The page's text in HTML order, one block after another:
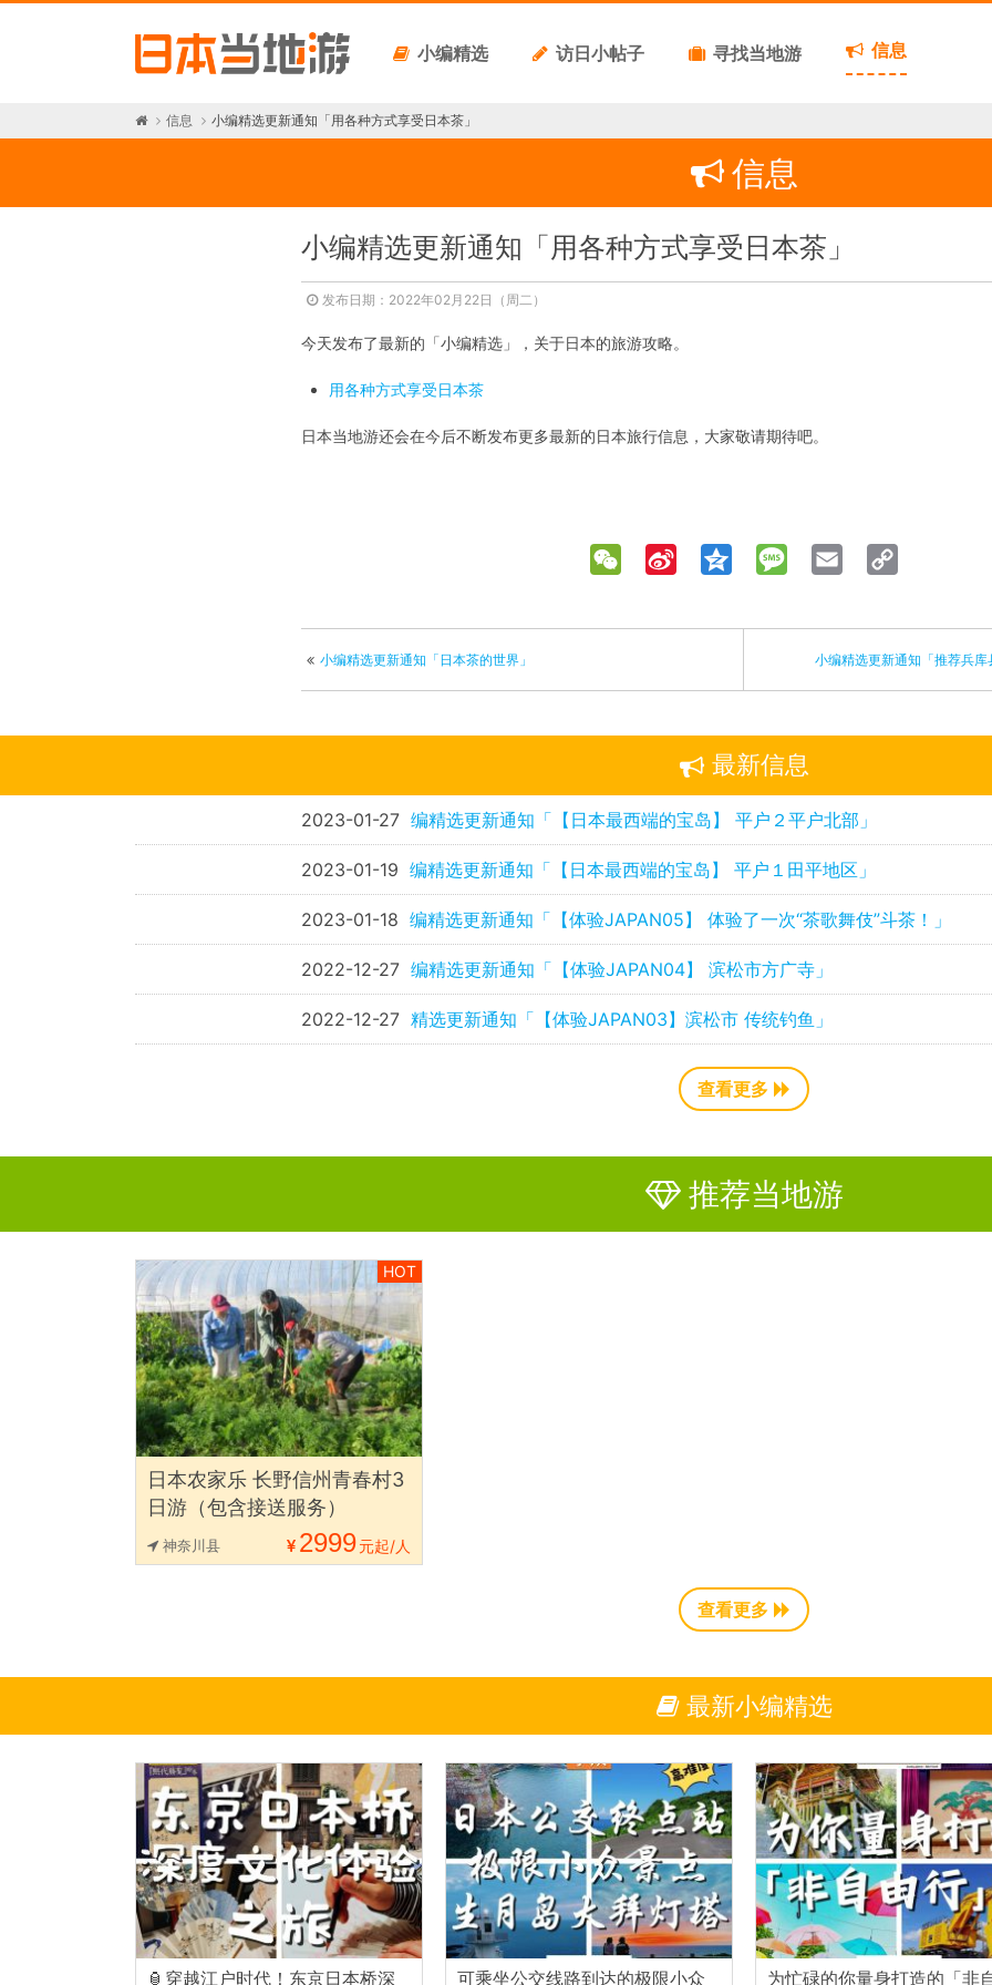
小编精选 访日小帖子 寻找当地游 信息
信息 小编精选更新通知「用各种方式享受日本茶」
信息
小编精选更新通知「用各种方式享受日本茶」
发布日期：2022年02月22日（周二）
今天发布了最新的「小编精选」，关于日本的旅游攻略。
用各种方式享受日本茶
日本当地游还会在今后不断发布更多最新的日本旅行信息，大家敬请期待吧。
WeChat Sina
Qzone MessageEmail
小编精选更新通知「日本茶的世界」 小编精选更新通知「推荐兵库
最新信息
2023-01-27 编精选更新通知「【日本最西端的宝岛】 平户２平户北部」
2023-01-19 编精选更新通知「【日本最西端的宝岛】 平户１田平地区」
2023-01-18 编精选更新通知「【体验JAPAN05】 体验了一次“茶歌舞伎”斗茶！」
2022-12-27 编精选更新通知「【体验JAPAN04】 滨松市方广寺」
2022-12-27 精选更新通知「【体验JAPAN03】滨松市 传统钓鱼」
查看更多
推荐当地游
HOT
日本农家乐 长野信州青春村3
日游（包含接送服务）
神奈川县 2999元起/人
查看更多
最新小编精选
🏮穿越江户时代！东京日本桥深 可乘坐公交线路到达的极限小众 为忙碌的你量身打造的「非